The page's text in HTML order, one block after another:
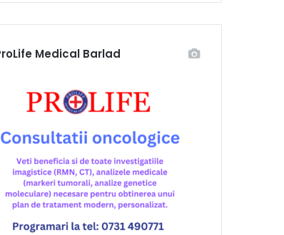
Medical Barlad